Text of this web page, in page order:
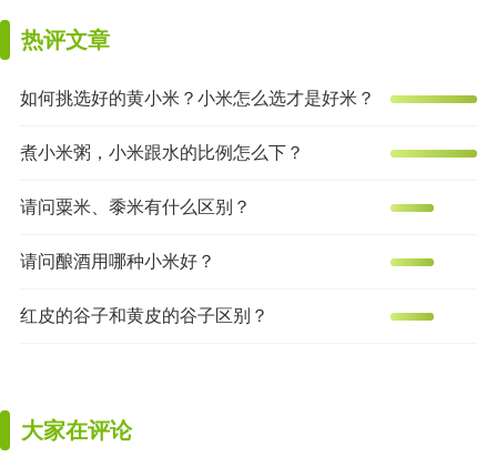
热评文章
如何挑选好的黄小米？小米怎么选才是好米？
煮小米粥，小米跟水的比例怎么下？
请问粟米、黍米有什么区别？
请问酿酒用哪种小米好？
红皮的谷子和黄皮的谷子区别？
大家在评论